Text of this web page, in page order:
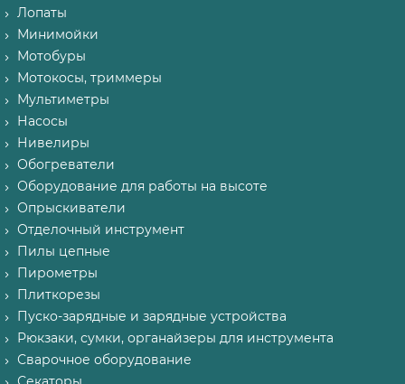
Лопаты
Минимойки
Мотобуры
Мотокосы, триммеры
Мультиметры
Насосы
Нивелиры
Обогреватели
Оборудование для работы на высоте
Опрыскиватели
Отделочный инструмент
Пилы цепные
Пирометры
Плиткорезы
Пуско-зарядные и зарядные устройства
Рюкзаки, сумки, органайзеры для инструмента
Сварочное оборудование